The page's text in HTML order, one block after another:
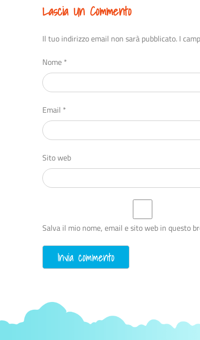
Lascia Un Commento
Il tuo indirizzo email non sarà pubblicato. I
Nome *
Email *
Sito web
Salva il mio nome, email e sito web in questo